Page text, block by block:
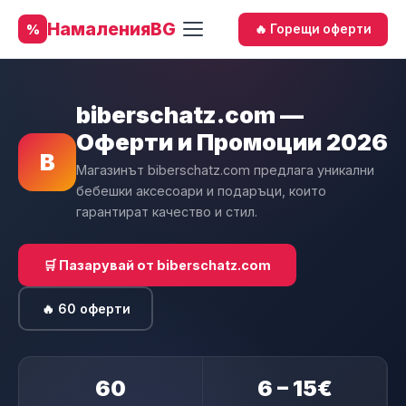
% НамаленияBG 🔥 Горещи оферти
B
biberschatz.com —
Оферти и Промоции 2026
Магазинът biberschatz.com предлага уникални
бебешки аксесоари и подаръци, които
гарантират качество и стил.
🛒 Пазарувай от biberschatz.com
🔥 60 оферти
60 6 – 15€